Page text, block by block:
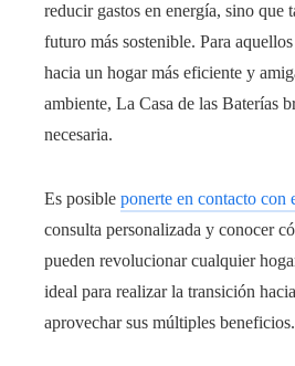
reducir gastos en energía, sino que
futuro más sostenible. Para
hacia un hogar más eficiente y
ambiente, La Casa de las Baterías
necesaria.
Es posible ponerte en contacto con
consulta personalizada y conocer
pueden revolucionar cualquier
ideal para realizar la transición
aprovechar sus múltiples beneficios.